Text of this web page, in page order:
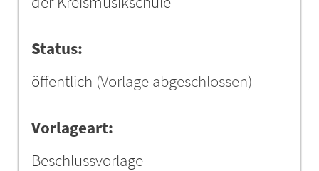
Status:
öffentlich (Vorlage abgeschlossen)
Vorlageart:
Beschlussvorlage